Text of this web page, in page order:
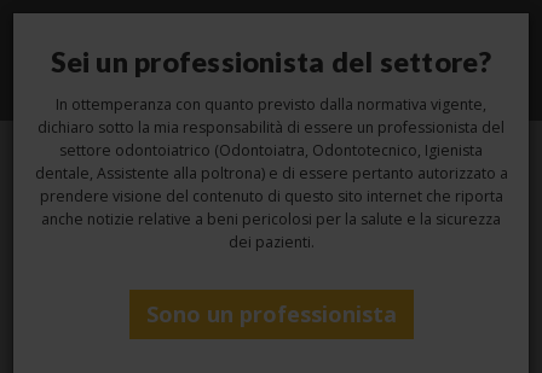
Toggle
14
Feb
Studio
Sei un professionista del settore?
In ottemperanza con quanto previsto dalla normativa vigente,
dichiaro sotto la mia responsabilità di essere un professionista del
settore odontoiatrico (Odontoiatra, Odontotecnico, Igienista
dentale, Assistente alla poltrona) e di essere pertanto autorizzato a
prendere visione del contenuto di questo sito internet che riporta
anche notizie relative a beni pericolosi per la salute e la sicurezza
dei pazienti.
Sono un professionista